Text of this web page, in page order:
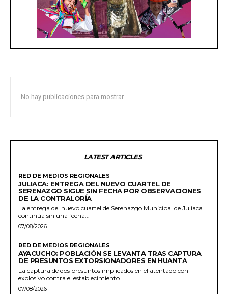
No hay publicaciones para mostrar
LATEST ARTICLES
RED DE MEDIOS REGIONALES
JULIACA: ENTREGA DEL NUEVO CUARTEL DE
SERENAZGO SIGUE SIN FECHA POR OBSERVACIONES
DE LA CONTRALORÍA
La entrega del nuevo cuartel de Serenazgo Municipal de Juliaca
continúa sin una fecha...
07/08/2026
RED DE MEDIOS REGIONALES
AYACUCHO: POBLACIÓN SE LEVANTA TRAS CAPTURA
DE PRESUNTOS EXTORSIONADORES EN HUANTA
La captura de dos presuntos implicados en el atentado con
explosivo contra el establecimiento...
07/08/2026